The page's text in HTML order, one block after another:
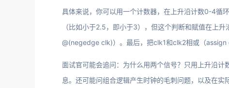
具体来说，你可以用一个计数器，在上升沿计数0-4循
（比如小于2.5，即小于3），但这个判断和赋值在上
@(negedge clk)）。最后，把clk1和clk2相或（
面试官可能会追问：为什么用两个信号？只用上升沿
息。还可能问组合逻辑产生时钟的毛刺问题，以及在